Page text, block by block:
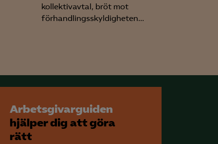
kollektivavtal, bröt mot
förhandlingsskyldigheten...
Arbetsgivarguiden
hjälper dig att göra
rätt